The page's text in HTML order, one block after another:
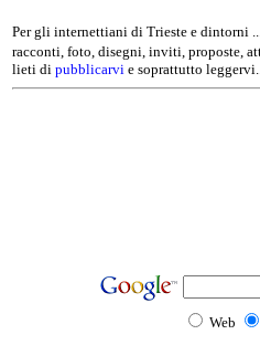
Per gli internettiani di Trieste e dintorni
racconti, foto, disegni, inviti, proposte,
lieti di pubblicarvi e soprattutto
Web